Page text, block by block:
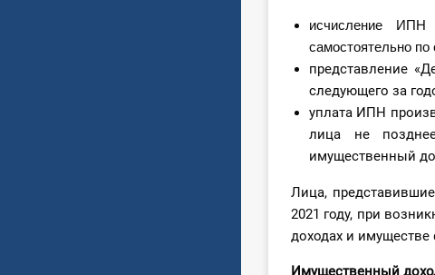
исчисление ИПН
самостоятельно по
представление
следующего за
уплата ИПН
лица не
имущественный
Лица,
2021 году, при
доходах и имуществе
Имущественный